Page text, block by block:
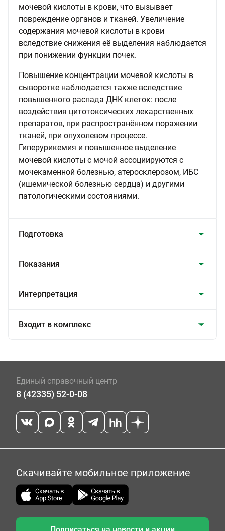
мочевой кислоты в крови, что вызывает
повреждение органов и тканей. Увеличение
содержания мочевой кислоты в крови
вследствие снижения её выделения наблюдается
при понижении функции почек.
Повышение концентрации мочевой кислоты в
сыворотке наблюдается также вследствие
повышенного распада ДНК клеток: после
воздействия цитотоксических лекарственных
препаратов, при распространённом поражении
тканей, при опухолевом процессе.
Гиперурикемия и повышенное выделение
мочевой кислоты с мочой ассоциируются с
мочекаменной болезнью, атеросклерозом, ИБС
(ишемической болезнью сердца) и другими
патологическими состояниями.
Подготовка
Показания
Интерпретация
Входит в комплекс
Единый справочный центр
8 (42335) 52-0-08
Скачивайте мобильное приложение